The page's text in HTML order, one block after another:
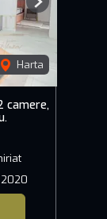
Harta
Next
camere,
2020